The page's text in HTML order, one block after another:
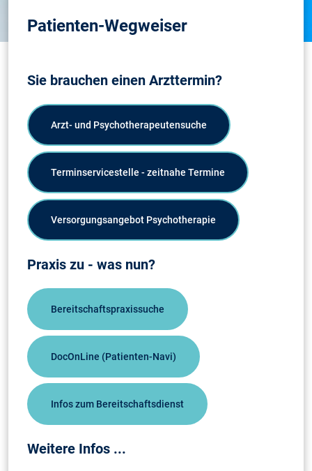
Patienten-Wegweiser
Sie brauchen einen Arzttermin?
Arzt- und Psychotherapeutensuche
Terminservicestelle - zeitnahe Termine
Versorgungsangebot Psychotherapie
Praxis zu - was nun?
Bereitschaftspraxissuche
DocOnLine (Patienten-Navi)
Infos zum Bereitschaftsdienst
Weitere Infos ...